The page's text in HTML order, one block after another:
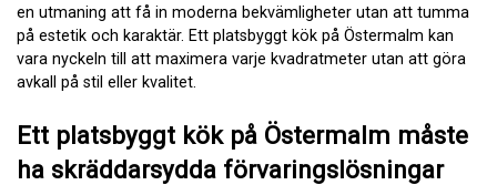
en utmaning att få in moderna bekvämligheter utan att tumma
på estetik och karaktär. Ett platsbyggt kök på Östermalm kan
vara nyckeln till att maximera varje kvadratmeter utan att göra
avkall på stil eller kvalitet.
Ett platsbyggt kök på Östermalm måste
ha skräddarsydda förvaringslösningar